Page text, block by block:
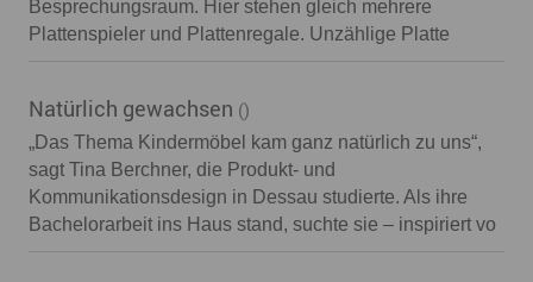
Besprechungsraum. Hier stehen gleich mehrere
Plattenspieler und Plattenregale. Unzählige Platte
Natürlich gewachsen ()
„Das Thema Kindermöbel kam ganz natürlich zu uns“,
sagt Tina Berchner, die Produkt- und
Kommunikationsdesign in Dessau studierte. Als ihre
Bachelorarbeit ins Haus stand, suchte sie – inspiriert vo